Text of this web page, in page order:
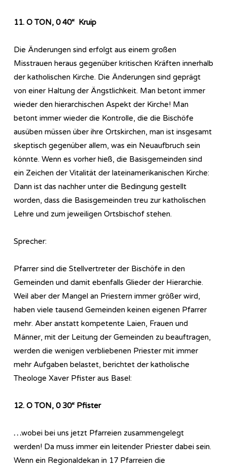
11. O TON, 0 40“ Kruip
Die Änderungen sind erfolgt aus einem großen
Misstrauen heraus gegenüber kritischen Kräften innerhalb
der katholischen Kirche. Die Änderungen sind geprägt
von einer Haltung der Ängstlichkeit. Man betont immer
wieder den hierarchischen Aspekt der Kirche! Man
betont immer wieder die Kontrolle, die die Bischöfe
ausüben müssen über ihre Ortskirchen, man ist insgesamt
skeptisch gegenüber allem, was ein Neuaufbruch sein
könnte. Wenn es vorher hieß, die Basisgemeinden sind
ein Zeichen der Vitalität der lateinamerikanischen Kirche:
Dann ist das nachher unter die Bedingung gestellt
worden, dass die Basisgemeinden treu zur katholischen
Lehre und zum jeweiligen Ortsbischof stehen.
Sprecher:
Pfarrer sind die Stellvertreter der Bischöfe in den
Gemeinden und damit ebenfalls Glieder der Hierarchie.
Weil aber der Mangel an Priestern immer größer wird,
haben viele tausend Gemeinden keinen eigenen Pfarrer
mehr. Aber anstatt kompetente Laien, Frauen und
Männer, mit der Leitung der Gemeinden zu beauftragen,
werden die wenigen verbliebenen Priester mit immer
mehr Aufgaben belastet, berichtet der katholische
Theologe Xaver Pfister aus Basel:
12. O TON, 0 30“ Pfister
…wobei bei uns jetzt Pfarreien zusammengelegt
werden! Da muss immer ein leitender Priester dabei sein.
Wenn ein Regionaldekan in 17 Pfarreien die